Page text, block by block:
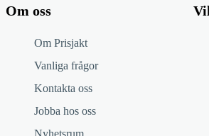
Om oss
Om Prisjakt
Vanliga frågor
Kontakta oss
Jobba hos oss
Nyhetsrum